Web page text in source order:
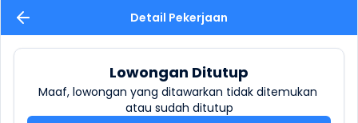
Detail Pekerjaan
Lowongan Ditutup
Maaf, lowongan yang ditawarkan tidak ditemukan
atau sudah ditutup